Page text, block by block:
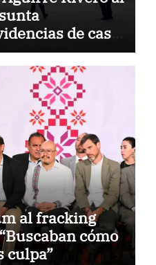
de caso
al fracking
cómo
culpa”